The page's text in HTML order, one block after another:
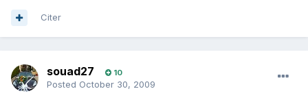
Citer
souad27 10
Posted October 30, 2009